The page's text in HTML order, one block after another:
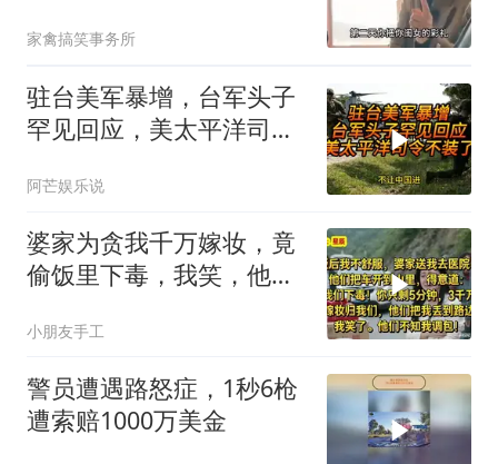
家禽搞笑事务所
驻台美军暴增，台军头子
罕见回应，美太平洋司令
阿芒娱乐说
婆家为贪我千万嫁妆，竟
偷饭里下毒，我笑，他们
小朋友手工
警员遭遇路怒症，1秒6枪
遭索赔1000万美金